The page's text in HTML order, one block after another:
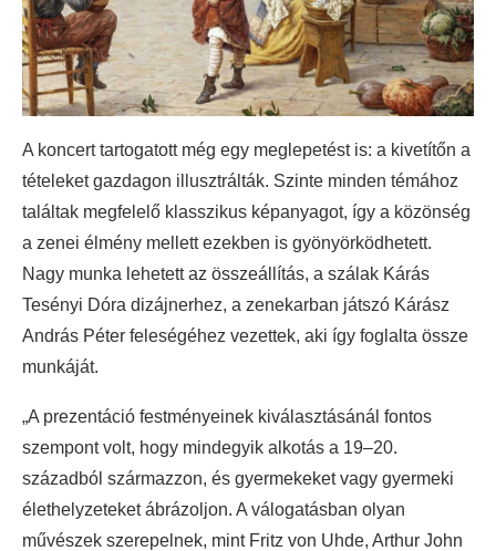
A koncert tartogatott még egy meglepetést is: a kivetítőn a
tételeket gazdagon illusztrálták. Szinte minden témához
találtak megfelelő klasszikus képanyagot, így a közönség
a zenei élmény mellett ezekben is gyönyörködhetett.
Nagy munka lehetett az összeállítás, a szálak Kárás
Tesényi Dóra dizájnerhez, a zenekarban játszó Kárász
András Péter feleségéhez vezettek, aki így foglalta össze
munkáját.
„A prezentáció festményeinek kiválasztásánál fontos
szempont volt, hogy mindegyik alkotás a 19–20.
századból származzon, és gyermekeket vagy gyermeki
élethelyzeteket ábrázoljon. A válogatásban olyan
művészek szerepelnek, mint Fritz von Uhde, Arthur John